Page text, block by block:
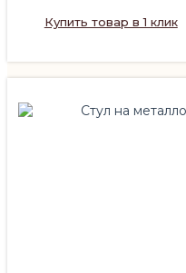
Купить товар в 1 клик